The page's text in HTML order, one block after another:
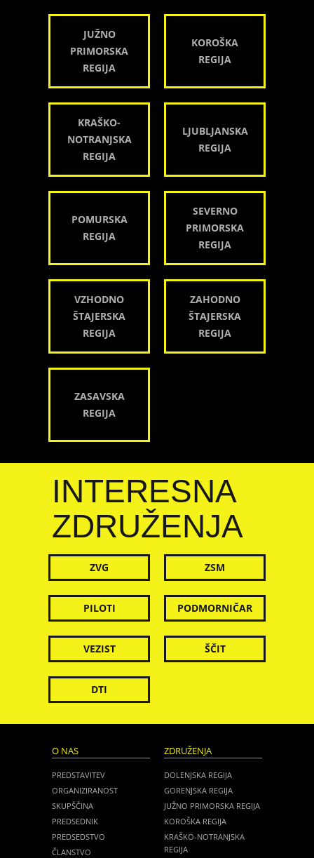
JUŽNO
PRIMORSKA
REGIJA
KOROŠKA
REGIJA
KRAŠKO-
NOTRANJSKA
REGIJA
LJUBLJANSKA
REGIJA
POMURSKA
REGIJA
SEVERNO
PRIMORSKA
REGIJA
VZHODNO
ŠTAJERSKA
REGIJA
ZAHODNO
ŠTAJERSKA
REGIJA
ZASAVSKA
REGIJA
INTERESNA
ZDRUŽENJA
ZVG ZSM
PILOTI PODMORNIČAR
VEZIST ŠČIT
DTI
O NAS
PREDSTAVITEV
ORGANIZIRANOST
SKUPŠČINA
PREDSEDNIK
PREDSEDSTVO
ČLANSTVO
ZDRUŽENJA
DOLENJSKA REGIJA
GORENJSKA REGIJA
JUŽNO PRIMORSKA REGIJA
KOROŠKA REGIJA
KRAŠKO-NOTRANJSKA
REGIJA